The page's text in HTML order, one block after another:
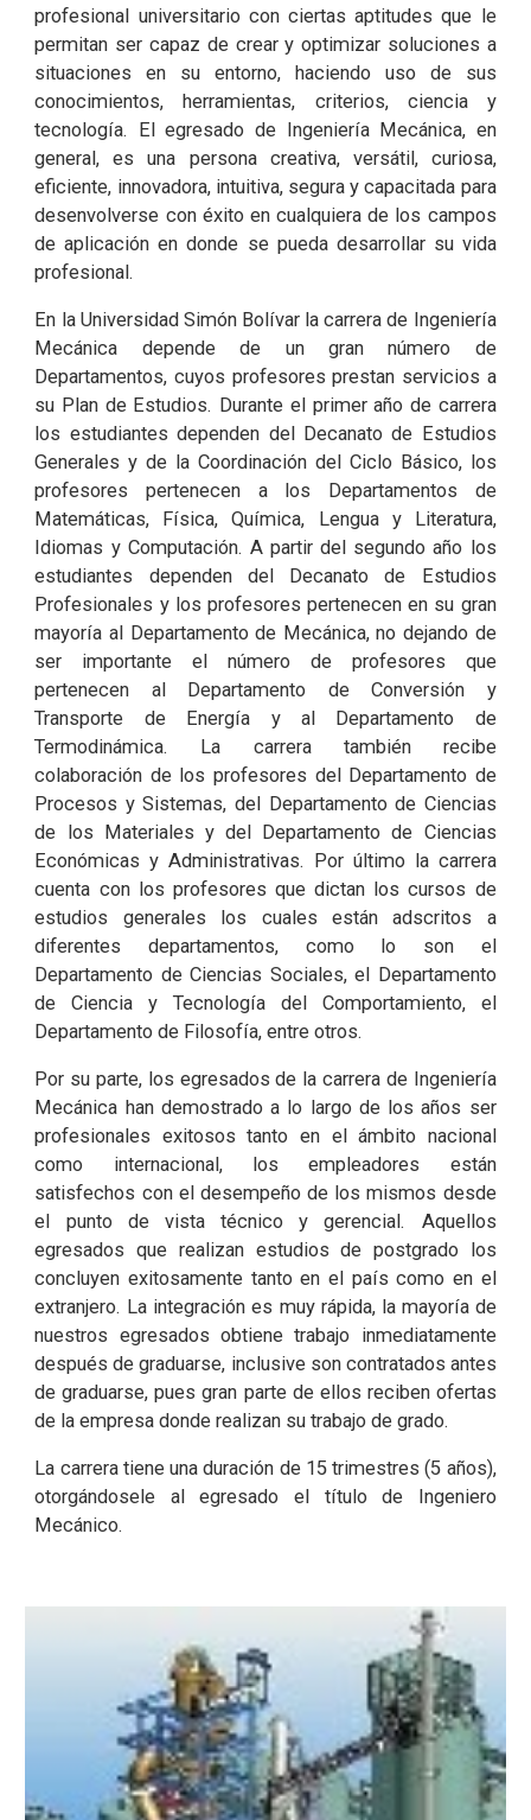
profesional universitario con ciertas aptitudes que le
permitan ser capaz de crear y optimizar soluciones a
situaciones en su entorno, haciendo uso de sus
conocimientos, herramientas, criterios, ciencia y
tecnología. El egresado de Ingeniería Mecánica, en
general, es una persona creativa, versátil, curiosa,
eficiente, innovadora, intuitiva, segura y capacitada para
desenvolverse con éxito en cualquiera de los campos
de aplicación en donde se pueda desarrollar su vida
profesional.
En la Universidad Simón Bolívar la carrera de Ingeniería
Mecánica depende de un gran número de
Departamentos, cuyos profesores prestan servicios a
su Plan de Estudios. Durante el primer año de carrera
los estudiantes dependen del Decanato de Estudios
Generales y de la Coordinación del Ciclo Básico, los
profesores pertenecen a los Departamentos de
Matemáticas, Física, Química, Lengua y Literatura,
Idiomas y Computación. A partir del segundo año los
estudiantes dependen del Decanato de Estudios
Profesionales y los profesores pertenecen en su gran
mayoría al Departamento de Mecánica, no dejando de
ser importante el número de profesores que
pertenecen al Departamento de Conversión y
Transporte de Energía y al Departamento de
Termodinámica. La carrera también recibe
colaboración de los profesores del Departamento de
Procesos y Sistemas, del Departamento de Ciencias
de los Materiales y del Departamento de Ciencias
Económicas y Administrativas. Por último la carrera
cuenta con los profesores que dictan los cursos de
estudios generales los cuales están adscritos a
diferentes departamentos, como lo son el
Departamento de Ciencias Sociales, el Departamento
de Ciencia y Tecnología del Comportamiento, el
Departamento de Filosofía, entre otros.
Por su parte, los egresados de la carrera de Ingeniería
Mecánica han demostrado a lo largo de los años ser
profesionales exitosos tanto en el ámbito nacional
como internacional, los empleadores están
satisfechos con el desempeño de los mismos desde
el punto de vista técnico y gerencial. Aquellos
egresados que realizan estudios de postgrado los
concluyen exitosamente tanto en el país como en el
extranjero. La integración es muy rápida, la mayoría de
nuestros egresados obtiene trabajo inmediatamente
después de graduarse, inclusive son contratados antes
de graduarse, pues gran parte de ellos reciben ofertas
de la empresa donde realizan su trabajo de grado.
La carrera tiene una duración de 15 trimestres (5 años),
otorgándosele al egresado el título de Ingeniero
Mecánico.